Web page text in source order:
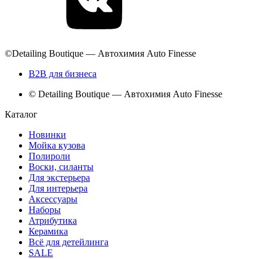
©Detailing Boutique — Автохимия Auto Finesse
B2B для бизнеса
© Detailing Boutique — Автохимия Auto Finesse
Каталог
Новинки
Мойка кузова
Полироли
Воски, силанты
Для экстерьера
Для интерьера
Аксессуары
Наборы
Атрибутика
Керамика
Всё для детейлинга
SALE